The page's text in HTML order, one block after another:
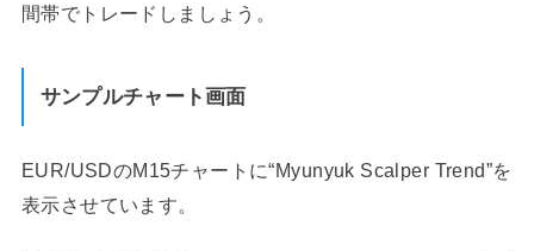
間帯でトレードしましょう。
サンプルチャート画面
EUR/USDのM15チャートに“Myunyuk Scalper Trend”を
表示させています。